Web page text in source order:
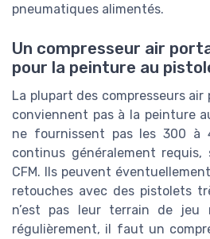
pneumatiques alimentés.
Un compresseur air
pour la peinture au
La plupart des compresseurs
conviennent pas à la peinture
ne fournissent pas les 300 à
continus généralement requis,
CFM. Ils peuvent
retouches avec des pistolets
n’est pas leur terrain de jeu
régulièrement, il faut un